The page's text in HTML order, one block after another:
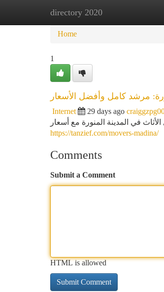
directory 2020
Home New Site Listings
Home
1
مرشد كامل وأفضل الأسعار
Internet 29 days ago
في المدينة المنورة مع أسعار
https://tanzief.com/movers-madina/
Comments
Submit a Comment
HTML is allowed